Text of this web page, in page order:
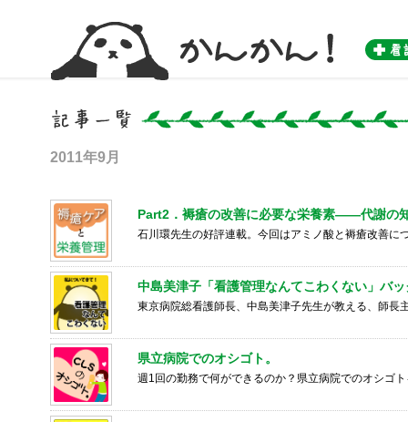
2011年9月
Part2．褥瘡の改善に必要な栄養素――代謝の
石川環先生の好評連載。今回はアミノ酸と褥瘡改善に
中島美津子「看護管理なんてこわくない」バ
東京病院総看護師長、中島美津子先生が教える、師長
県立病院でのオシゴト。
週1回の勤務で何ができるのか？県立病院でのオシゴ